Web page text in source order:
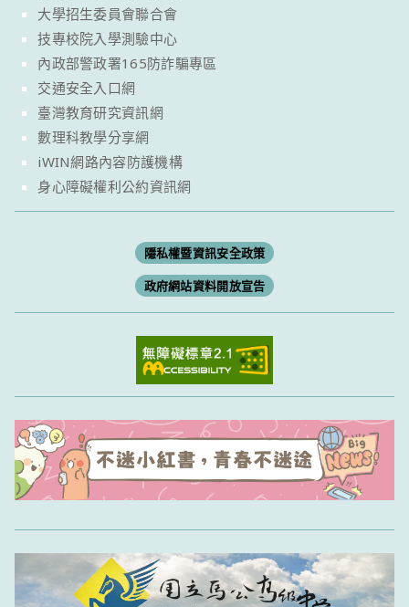
大學招生委員會聯合會
技專校院入學測驗中心
內政部警政署165防詐騙專區
交通安全入口網
臺灣教育研究資訊網
數理科教學分享網
iWIN網路內容防護機構
身心障礙權利公約資訊網
隱私權暨資訊安全政策
政府網站資料開放宣告